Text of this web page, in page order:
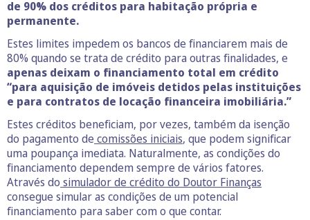
de 90% dos créditos para habitação própria e
permanente.
Estes limites impedem os bancos de financiarem mais de
80% quando se trata de crédito para outras finalidades, e
apenas deixam o financiamento total em crédito
“para aquisição de imóveis detidos pelas instituições
e para contratos de locação financeira imobiliária.”
Estes créditos beneficiam, por vezes, também da isenção
do pagamento de comissões iniciais, que podem significar
uma poupança imediata. Naturalmente, as condições do
financiamento dependem sempre de vários fatores.
Através do simulador de crédito do Doutor Finanças
consegue simular as condições de um potencial
financiamento para saber com o que contar.